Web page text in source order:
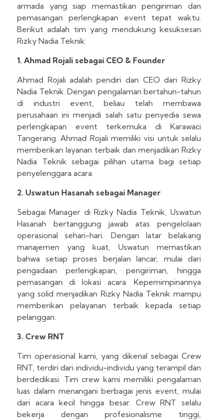
armada yang siap memastikan pengiriman dan
pemasangan perlengkapan event tepat waktu.
Berikut adalah tim yang mendukung kesuksesan
Rizky Nadia Teknik:
1. Ahmad Rojali sebagai CEO & Founder
Ahmad Rojali adalah pendiri dan CEO dari Rizky
Nadia Teknik. Dengan pengalaman bertahun-tahun
di industri event, beliau telah membawa
perusahaan ini menjadi salah satu penyedia sewa
perlengkapan event terkemuka di Karawaci
Tangerang. Ahmad Rojali memiliki visi untuk selalu
memberikan layanan terbaik dan menjadikan Rizky
Nadia Teknik sebagai pilihan utama bagi setiap
penyelenggara acara.
2. Uswatun Hasanah sebagai Manager
Sebagai Manager di Rizky Nadia Teknik, Uswatun
Hasanah bertanggung jawab atas pengelolaan
operasional sehari-hari. Dengan latar belakang
manajemen yang kuat, Uswatun memastikan
bahwa setiap proses berjalan lancar, mulai dari
pengadaan perlengkapan, pengiriman, hingga
pemasangan di lokasi acara. Kepemimpinannya
yang solid menjadikan Rizky Nadia Teknik mampu
memberikan pelayanan terbaik kepada setiap
pelanggan.
3. Crew RNT
Tim operasional kami, yang dikenal sebagai Crew
RNT, terdiri dari individu-individu yang terampil dan
berdedikasi. Tim crew kami memiliki pengalaman
luas dalam menangani berbagai jenis event, mulai
dari acara kecil hingga besar. Crew RNT selalu
bekerja dengan profesionalisme tinggi,